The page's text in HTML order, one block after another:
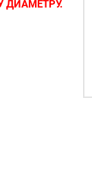
ДИАМЕТРУ.